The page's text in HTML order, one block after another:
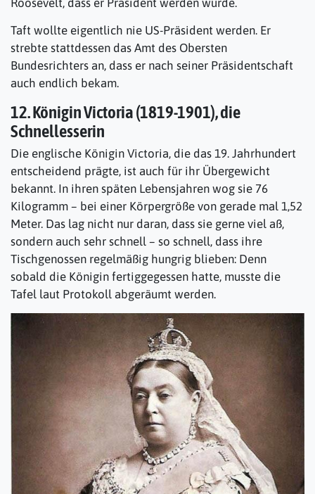
Roosevelt, dass er Präsident werden würde.
Taft wollte eigentlich nie US-Präsident werden. Er
strebte stattdessen das Amt des Obersten
Bundesrichters an, dass er nach seiner Präsidentschaft
auch endlich bekam.
12. Königin Victoria (1819-1901), die
Schnellesserin
Die englische Königin Victoria, die das 19. Jahrhundert
entscheidend prägte, ist auch für ihr Übergewicht
bekannt. In ihren späten Lebensjahren wog sie 76
Kilogramm – bei einer Körpergröße von gerade mal 1,52
Meter. Das lag nicht nur daran, dass sie gerne viel aß,
sondern auch sehr schnell – so schnell, dass ihre
Tischgenossen regelmäßig hungrig blieben: Denn
sobald die Königin fertiggegessen hatte, musste die
Tafel laut Protokoll abgeräumt werden.